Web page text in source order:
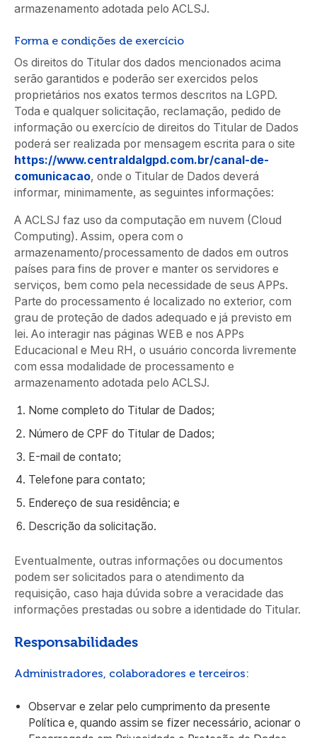
armazenamento adotada pelo ACLSJ.
Forma e condições de exercício
Os direitos do Titular dos dados mencionados acima
serão garantidos e poderão ser exercidos pelos
proprietários nos exatos termos descritos na LGPD.
Toda e qualquer solicitação, reclamação, pedido de
informação ou exercício de direitos do Titular de Dados
poderá ser realizada por mensagem escrita para o site
https://www.centraldalgpd.com.br/canal-de-
comunicacao, onde o Titular de Dados deverá
informar, minimamente, as seguintes informações:
A ACLSJ faz uso da computação em nuvem (Cloud
Computing). Assim, opera com o
armazenamento/processamento de dados em outros
países para fins de prover e manter os servidores e
serviços, bem como pela necessidade de seus APPs.
Parte do processamento é localizado no exterior, com
grau de proteção de dados adequado e já previsto em
lei. Ao interagir nas páginas WEB e nos APPs
Educacional e Meu RH, o usuário concorda livremente
com essa modalidade de processamento e
armazenamento adotada pelo ACLSJ.
Nome completo do Titular de Dados;
Número de CPF do Titular de Dados;
E-mail de contato;
Telefone para contato;
Endereço de sua residência; e
Descrição da solicitação.
Eventualmente, outras informações ou documentos
podem ser solicitados para o atendimento da
requisição, caso haja dúvida sobre a veracidade das
informações prestadas ou sobre a identidade do Titular.
Responsabilidades
Administradores, colaboradores e terceiros:
Observar e zelar pelo cumprimento da presente
Política e, quando assim se fizer necessário, acionar o